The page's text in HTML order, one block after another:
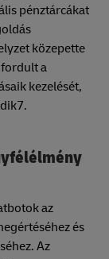
pénztárcákat
közepette
a
kezelését,
az
és
Az